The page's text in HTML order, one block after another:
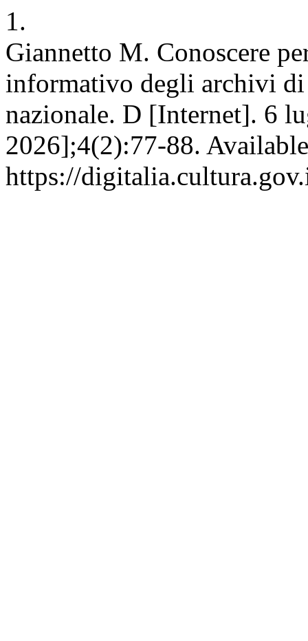
1.
Giannetto M. Conoscere
informativo degli archivi
nazionale. D [Internet]. 6
2026];4(2):77-88.
https://